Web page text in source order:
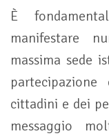
È
manifestare
massima sede
cittadini e dei
messaggio